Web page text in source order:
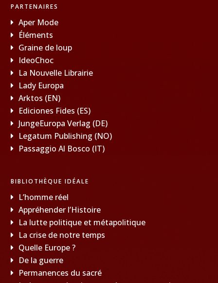
PARTENAIRES
Aper Mode
Éléments
Graine de loup
IdeoChoc
La Nouvelle Librairie
Lady Europa
Arktos (EN)
Ediciones Fides (ES)
JungeEuropa Verlag (DE)
Legatum Publishing (NO)
Passaggio Al Bosco (IT)
BIBLIOTHÈQUE IDÉALE
L’homme réel
Appréhender l’Histoire
La lutte politique et métapolitique
La crise de notre temps
Quelle Europe ?
De la guerre
Permanences du sacré